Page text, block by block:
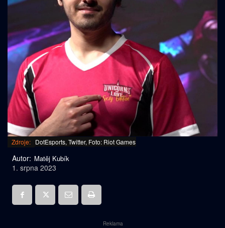
Zdroje: DotEsports, Twitter, Foto: Riot Games
Autor: Matěj Kubík
1. srpna 2023
Reklama